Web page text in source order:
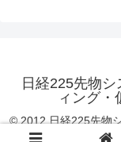
日経225先物シ
ィング・
© 2012 日経225先物